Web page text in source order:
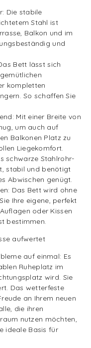
Die stabile
Stahl ist
Balkon und im
und
Bett lässt sich
kompletten
So schaffen Sie
Mit einer Breite von
um auch auf
Balkonen Platz zu
Liegekomfort.
schwarze Stahlrohr-
stabil und benötigt
Abwischen genügt.
Das Bett wird ohne
Ihre eigene, perfekt
oder Kissen
bestimmen.
aufwertet
auf einmal: Es
Ruheplatz im
wird. Sie
Das wetterfeste
an Ihrem neuen
die ihren
nutzen möchten,
ideale Basis für